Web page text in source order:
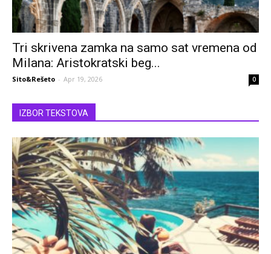
Tri skrivena zamka na samo sat vremena od
Milana: Aristokratski beg...
Sito&Rešeto - Apr 19, 2026 0
IZBOR TEKSTOVA